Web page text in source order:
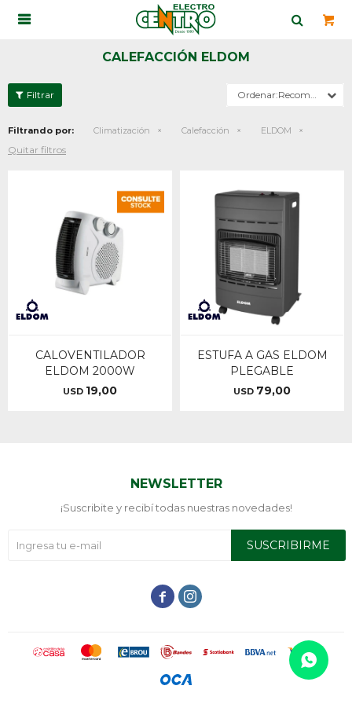

CALEFACCIÓN ELDOM
Recomendados
Filtrando por: Climatización Calefacción ELDOM
Quitar filtros
CALOVENTILADOR
ELDOM 2000W
USD 19,00
ESTUFA A GAS ELDOM
PLEGABLE
USD 79,00
NEWSLETTER
¡Suscribite y recibí todas nuestras novedades!
SUSCRIBIRME
 